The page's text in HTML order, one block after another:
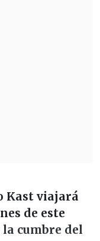
Kast viajará
de este
cumbre del